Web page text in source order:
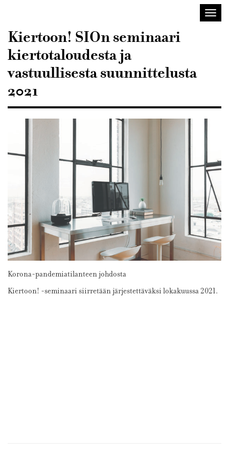
Kiertoon! SIOn seminaari
kiertotaloudesta ja
vastuullisesta suunnittelusta
2021
Korona-pandemiatilanteen johdosta
Kiertoon! -seminaari siirretään järjestettäväksi lokakuussa 2021.